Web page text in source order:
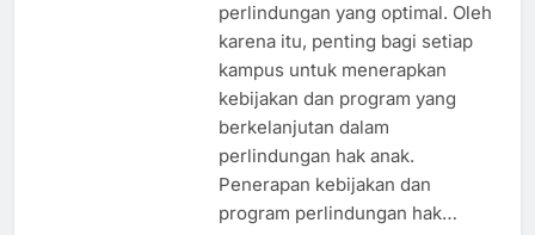
perlindungan yang optimal. Oleh
karena itu, penting bagi setiap
kampus untuk menerapkan
kebijakan dan program yang
berkelanjutan dalam
perlindungan hak anak.
Penerapan kebijakan dan
program perlindungan hak…